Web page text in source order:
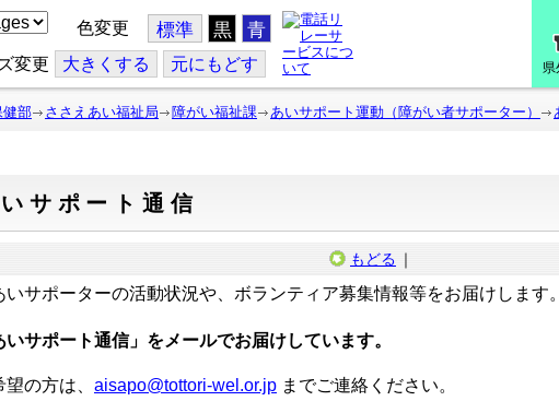
色変更 標準 黒 青
変更 大きくする 元にもどす 県
健部 ささえあい福祉局 障がい福祉課 あいサポート運動（障がい者サポーター）
サポート通信
もどる ｜
サポーターの活動状況や、ボランティア募集情報等をお届けします。
いサポート通信」をメールでお届けしています。
望の方は、 aisapo@tottori-wel.or.jp までご連絡ください。